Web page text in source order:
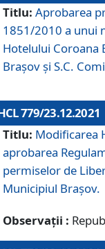
Titlu: Aprobarea
1851/2010 a unui
Hotelului Coroana
Braşov şi S.C.
779/23.12.2021
Titlu: Modificarea
aprobarea
permiselor de
Municipiul Braşov.
Observații :